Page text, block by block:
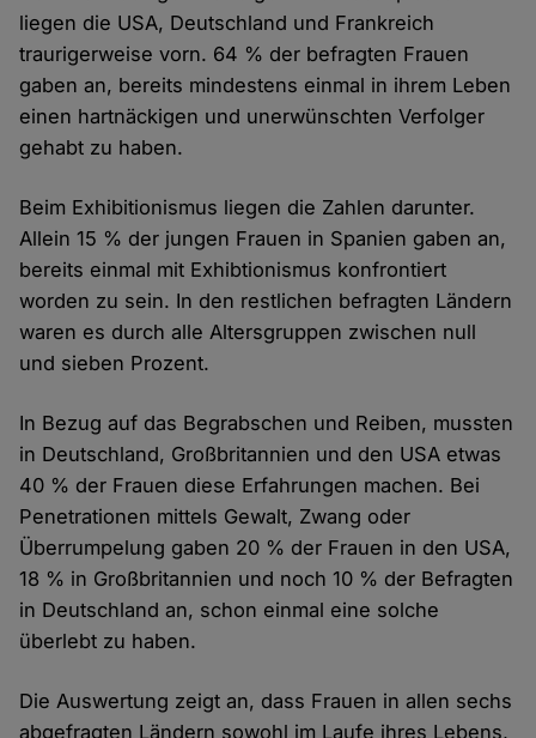
liegen die USA, Deutschland und Frankreich
traurigerweise vorn. 64 % der befragten Frauen
gaben an, bereits mindestens einmal in ihrem Leben
einen hartnäckigen und unerwünschten Verfolger
gehabt zu haben.
Beim Exhibitionismus liegen die Zahlen darunter.
Allein 15 % der jungen Frauen in Spanien gaben an,
bereits einmal mit Exhibtionismus konfrontiert
worden zu sein. In den restlichen befragten Ländern
waren es durch alle Altersgruppen zwischen null
und sieben Prozent.
In Bezug auf das Begrabschen und Reiben, mussten
in Deutschland, Großbritannien und den USA etwas
40 % der Frauen diese Erfahrungen machen. Bei
Penetrationen mittels Gewalt, Zwang oder
Überrumpelung gaben 20 % der Frauen in den USA,
18 % in Großbritannien und noch 10 % der Befragten
in Deutschland an, schon einmal eine solche
überlebt zu haben.
Die Auswertung zeigt an, dass Frauen in allen sechs
abgefragten Ländern sowohl im Laufe ihres Lebens,